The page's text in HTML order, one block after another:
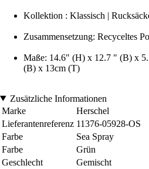
Kollektion : Klassisch |
Zusammensetzung: Recyceltes
Maße: 14.6" (H) x 12.7 " (B) x
(B) x 13cm (T)
Zusätzliche Informationen
Marke
Herschel
Lieferantenreferenz 11376-05928-OS
Farbe
Sea Spray
Farbe
Grün
Geschlecht
Gemischt